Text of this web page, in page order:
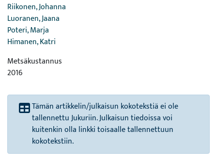
Riikonen, Johanna
Luoranen, Jaana
Poteri, Marja
Himanen, Katri
Metsäkustannus
2016
Tämän artikkelin/julkaisun kokotekstiä ei ole
tallennettu Jukuriin. Julkaisun tiedoissa voi
kuitenkin olla linkki toisaalle tallennettuun
kokotekstiin.